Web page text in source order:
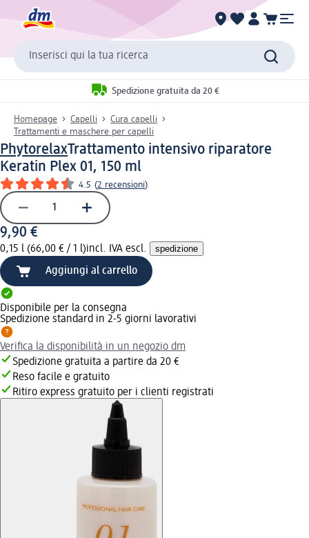
Inserisci qui la tua ricerca
Spedizione gratuita da 20 €
Homepage Capelli
Cura capelli
Trattamenti e maschere per capelli
PhytorelaxTrattamento intensivo riparatore
Keratin Plex 01, 150 ml
4.5 (2 recensioni)
9,90 €
0,15 l (66,00 € / 1 l)incl. IVA escl. spedizione
Aggiungi al carrello
Disponibile per la consegna
Spedizione standard in 2-5 giorni lavorativi
Verifica la disponibilità in un negozio dm
Spedizione gratuita a partire da 20 €
Reso facile e gratuito
Ritiro express gratuito per i clienti registrati